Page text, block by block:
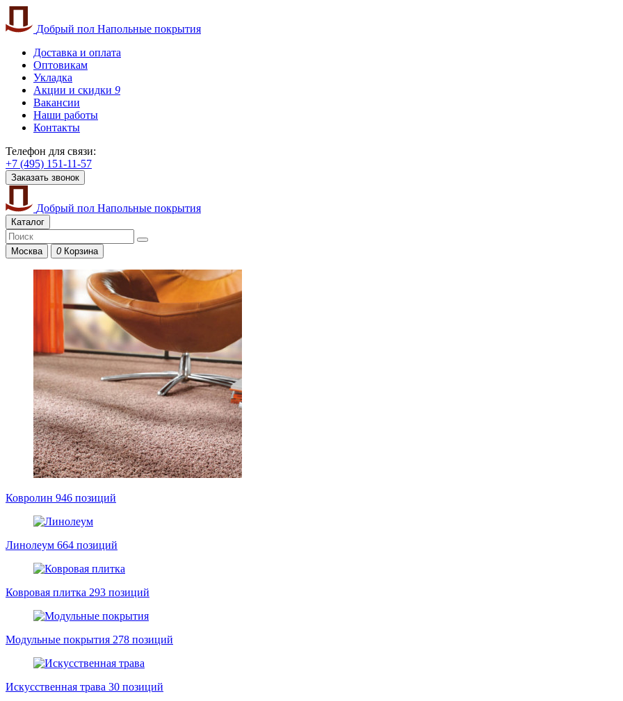
Добрый пол Напольные покрытия
Доставка и оплата
Оптовикам
Укладка
Акции и скидки 9
Вакансии
Наши работы
Контакты
Телефон для связи:
+7 (495) 151-11-57
Заказать звонок
Добрый пол Напольные покрытия
Каталог
Москва 0 Корзина
Ковролин 946 позиций
Линолеум 664 позиций
Ковровая плитка 293 позиций
Модульные покрытия 278 позиций
Искусственная трава 30 позиций